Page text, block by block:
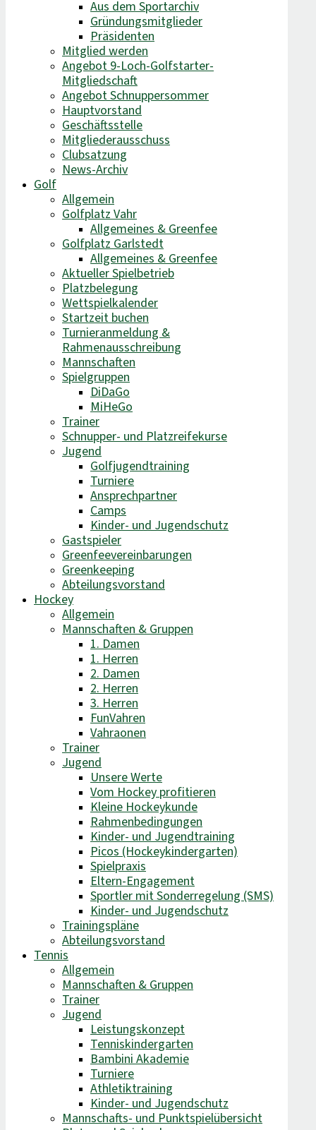
Aus dem Sportarchiv
Gründungsmitglieder
Präsidenten
Mitglied werden
Angebot 9-Loch-Golfstarter-
Mitgliedschaft
Angebot Schnuppersommer
Hauptvorstand
Geschäftsstelle
Mitgliederausschuss
Clubsatzung
News-Archiv
Golf
Allgemein
Golfplatz Vahr
Allgemeines & Greenfee
Golfplatz Garlstedt
Allgemeines & Greenfee
Aktueller Spielbetrieb
Platzbelegung
Wettspielkalender
Startzeit buchen
Turnieranmeldung &
Rahmenausschreibung
Mannschaften
Spielgruppen
DiDaGo
MiHeGo
Trainer
Schnupper- und Platzreifekurse
Jugend
Golfjugendtraining
Turniere
Ansprechpartner
Camps
Kinder- und Jugendschutz
Gastspieler
Greenfeevereinbarungen
Greenkeeping
Abteilungsvorstand
Hockey
Allgemein
Mannschaften & Gruppen
1. Damen
1. Herren
2. Damen
2. Herren
3. Herren
FunVahren​
Vahraonen
Trainer
Jugend
Unsere Werte
Vom Hockey profitieren
Kleine Hockeykunde
Rahmenbedingungen
Kinder- und Jugendtraining
Picos (Hockeykindergarten)
Spielpraxis
Eltern-Engagement
Sportler mit Sonderregelung (SMS)
Kinder- und Jugendschutz
Trainingspläne
Abteilungsvorstand
Tennis
Allgemein
Mannschaften & Gruppen
Trainer
Jugend
Leistungskonzept
Tenniskindergarten
Bambini Akademie
Turniere
Athletiktraining
Kinder- und Jugendschutz
Mannschafts- und Punktspielübersicht